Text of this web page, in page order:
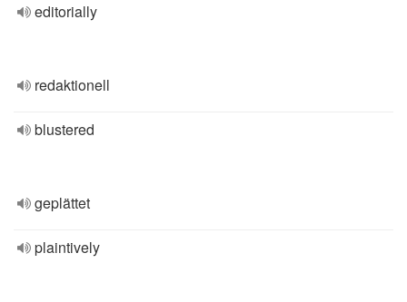
editorially
redaktionell
blustered
geplättet
plaintively